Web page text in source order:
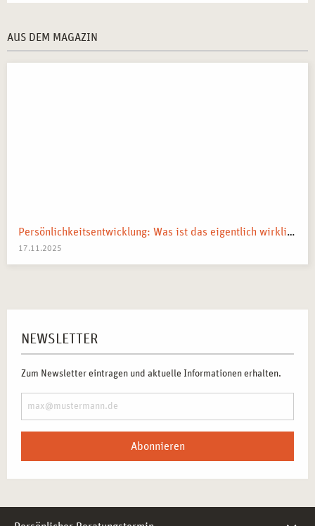
AUS DEM MAGAZIN
Persönlichkeitsentwicklung: Was ist das eigentlich wirklich?
17.11.2025
NEWSLETTER
Zum Newsletter eintragen und aktuelle Informationen erhalten.
Abonnieren